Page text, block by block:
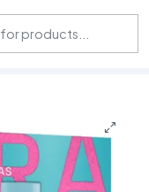
ESTE DÍA DEL NIÑO!
+ DEO 150 ML